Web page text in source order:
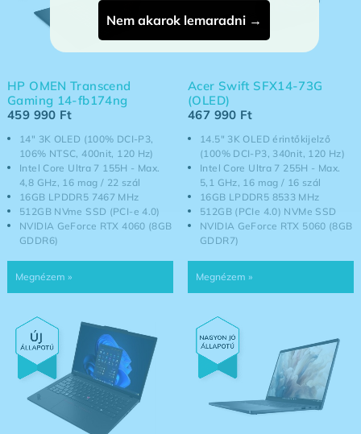
14" 3K OLED (100% DCI-P3,
106% NTSC, 400nit, 120 Hz)
Intel Core Ultra 7 155H - Max.
4,8 GHz, 16 mag / 22 szál
16GB LPDDR5 7467 MHz
512GB NVme SSD (PCI-e 4.0)
NVIDIA GeForce RTX 4060 (8GB
GDDR6)
HP OMEN Transcend
Gaming 14-fb174ng
459 990 Ft
14.5" 3K OLED érintőkijelző
(100% DCI-P3, 340nit, 120 Hz)
Intel Core Ultra 7 255H - Max.
5,1 GHz, 16 mag / 16 szál
16GB LPDDR5 8533 MHz
512GB (PCIe 4.0) NVMe SSD
NVIDIA GeForce RTX 5060 (8GB
GDDR7)
Acer Swift SFX14-73G
(OLED)
467 990 Ft
Nem akarok lemaradni →